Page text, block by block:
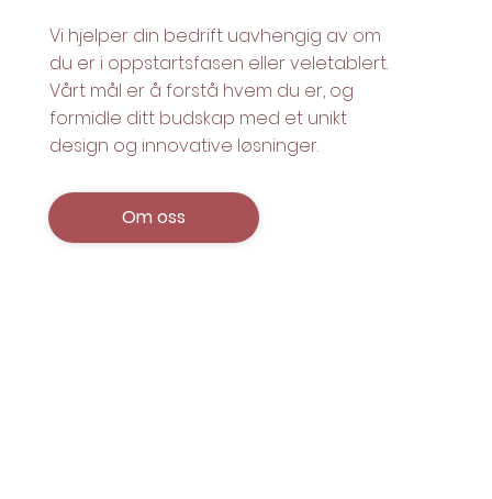
Vi hjelper din bedrift uavhengig av om
du er i oppstartsfasen eller veletablert.
Vårt mål er å forstå hvem du er, og
formidle ditt budskap med et unikt
design og innovative løsninger.
Om oss